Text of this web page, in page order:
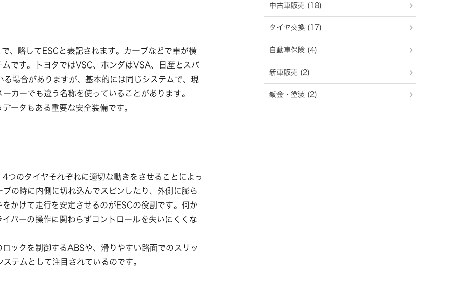
略してESCと表記されます。カーブなどで車が横
です。トヨタではVSC、ホンダはVSA、日産とスバ
場合がありますが、基本的には同じシステムで、現
カーでも違う名称を使っていることがあります。
ータもある重要な安全装備です。
つのタイヤそれぞれに適切な動きをさせることによっ
の時に内側に切れ込んでスピンしたり、外側に膨ら
かけて走行を安定させるのがESCの役割です。何か
バーの操作に関わらずコントロールを失いにくくな
ックを制御するABSや、滑りやすい路面でのスリッ
テムとして注目されているのです。
中古車販売 (18)
タイヤ交換 (17)
自動車保険 (4)
新車販売 (2)
鈑金・塗装 (2)